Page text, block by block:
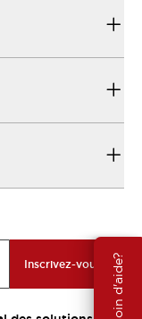
Besoin d'aide?
Inscrivez-vous